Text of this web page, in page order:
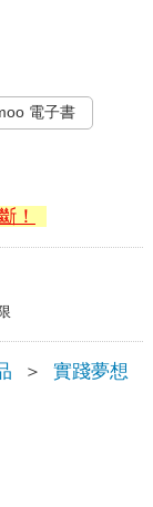
電子書
！
＞ 實踐夢想